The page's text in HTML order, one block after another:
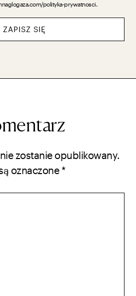
polityka-prywatnosci.
ZAPISZ SIĘ
zostanie opublikowany.
oznaczone *